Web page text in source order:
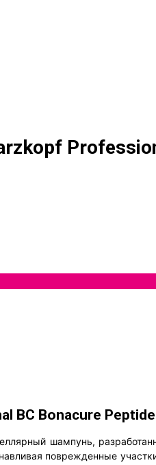
Bonacure Peptide
шампунь,
поврежденные